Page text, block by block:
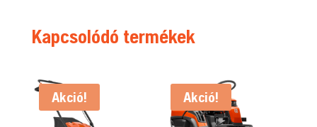
Kapcsolódó termékek
Akció! Akció!